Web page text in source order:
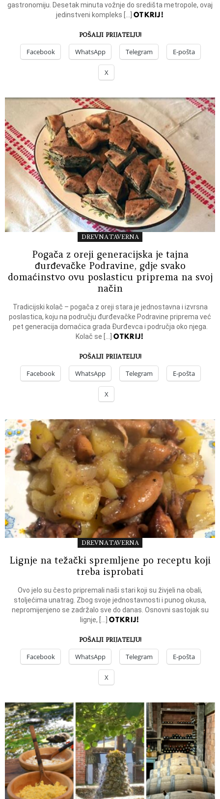
gastronomiju. Desetak minuta vožnje do središta metropole, ovaj
jedinstveni kompleks […] OTKRIJ!
POŠALJI PRIJATELJU!
Facebook WhatsApp Telegram E-pošta
X
DREVNA TAVERNA
Pogača z oreji generacijska je tajna
đurđevačke Podravine, gdje svako
domaćinstvo ovu poslasticu priprema na svoj
način
Tradicijski kolač – pogača z oreji stara je jednostavna i izvrsna
poslastica, koju na području đurđevačke Podravine priprema već
pet generacija domaćica grada Đurđevca i područja oko njega.
Kolač se […]OTKRIJ!
POŠALJI PRIJATELJU!
Facebook WhatsApp Telegram E-pošta
X
DREVNA TAVERNA
Lignje na težački spremljene po receptu koji
treba isprobati
Ovo jelo su često pripremali naši stari koji su živjeli na obali,
stoljećima unatrag. Zbog svoje jednostavnosti i punog okusa,
nepromijenjeno se zadržalo sve do danas. Osnovni sastojak su
lignje, […]OTKRIJ!
POŠALJI PRIJATELJU!
Facebook WhatsApp Telegram E-pošta
X